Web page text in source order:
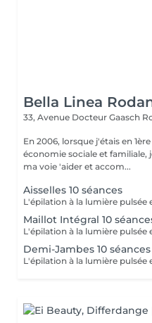
Bella Linea
33, Avenue Docteur Gaasch
En 2006, lorsque j'étais en
économie sociale et familiale,
ma voie 'aider et accom...
Aisselles 10 séances
Maillot Intégral 10
Demi-Jambes 10 séances